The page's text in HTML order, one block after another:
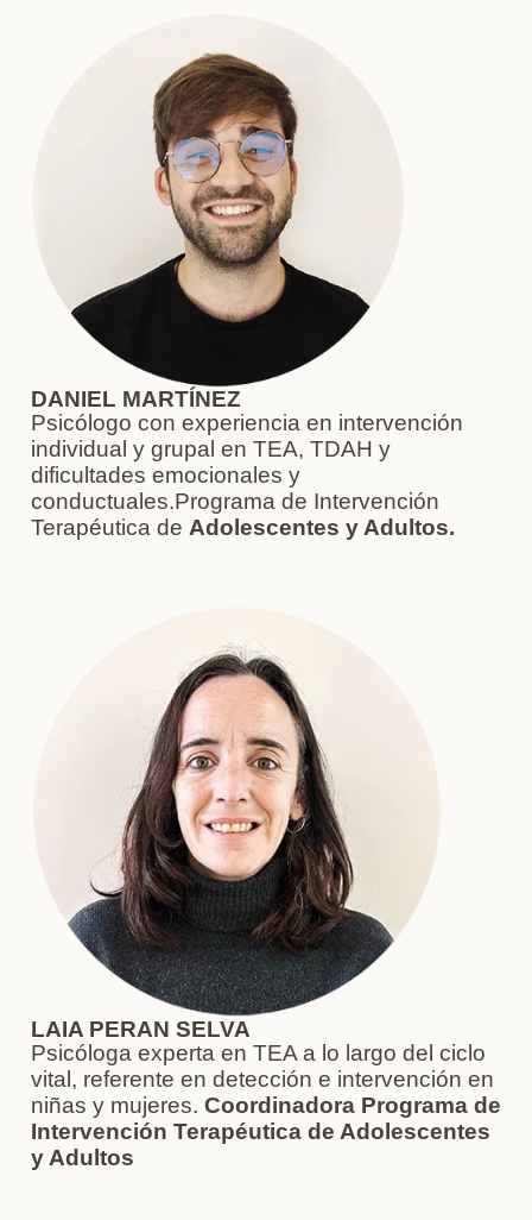
DANIEL MARTÍNEZ
Psicólogo con experiencia en intervención
individual y grupal en TEA, TDAH y
dificultades emocionales y
conductuales.Programa de Intervención
Terapéutica de Adolescentes y Adultos.
LAIA PERAN SELVA
Psicóloga experta en TEA a lo largo del ciclo
vital, referente en detección e intervención en
niñas y mujeres. Coordinadora Programa de
Intervención Terapéutica de Adolescentes
y Adultos